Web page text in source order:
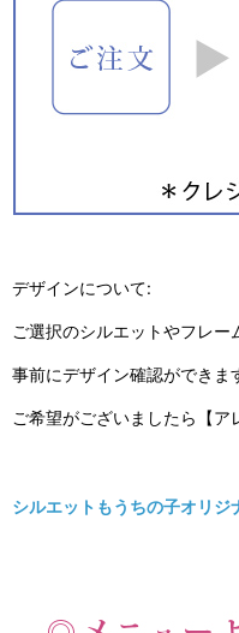
デザインについて:
ご選択のシルエットやフレー
事前にデザイン確認ができま
ご希望がございましたら【ア
シルエットもうちの子オリジ